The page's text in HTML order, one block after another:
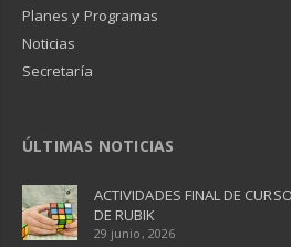
Planes y Programas
Noticias
Secretaría
ÚLTIMAS NOTICIAS
ACTIVIDADES FINAL DE
DE RUBIK
29 junio, 2026